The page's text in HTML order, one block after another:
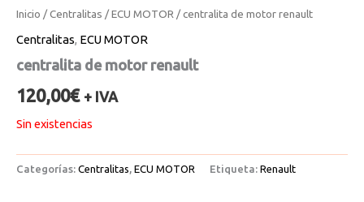
Inicio /Centralitas /ECU MOTOR/ centralita de motor renault
Centralitas, ECU MOTOR
centralita de motor renault
120,00€ + IVA
Sin existencias
Categorías: Centralitas, ECU MOTOR Etiqueta: Renault